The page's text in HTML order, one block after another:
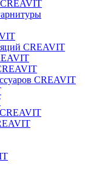
CREAVIT
CREAVIT
CREAVIT